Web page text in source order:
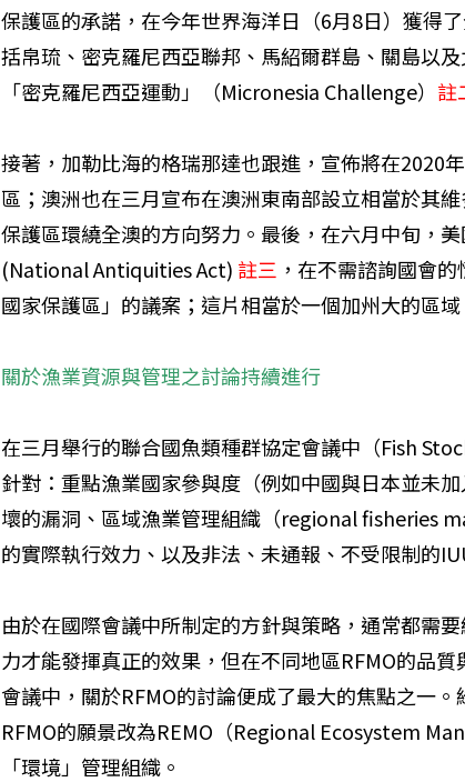
保護區的承諾，在今年世界海洋日（6月8日）獲得
括帛琉、密克羅尼西亞聯邦、馬紹爾群島、關島以
「密克羅尼西亞運動」（Micronesia Challenge） 註
接著，加勒比海的格瑞那達也跟進，宣佈將在2020
區；澳洲也在三月宣布在澳洲東南部設立相當於其
保護區環繞全澳的方向努力。最後，在六月中旬，美
(National Antiquities Act) 註三 ，在不需諮詢國會
國家保護區」的議案；這片相當於一個加州大的區
關於漁業資源與管理之討論持續進行
在三月舉行的聯合國魚類種群協定會議中（Fish
針對：重點漁業國家參與度（例如中國與日本並未
壞的漏洞、區域漁業管理組織（regional fisheries
的實際執行效力、以及非法、未通報、不受限制的
由於在國際會議中所制定的方針與策略，通常都需
力才能發揮真正的效果，但在不同地區RFMO的品
會議中，關於RFMO的討論便成了最大的焦點之一
RFMO的願景改為REMO（Regional Ecosystem
「環境」管理組織。